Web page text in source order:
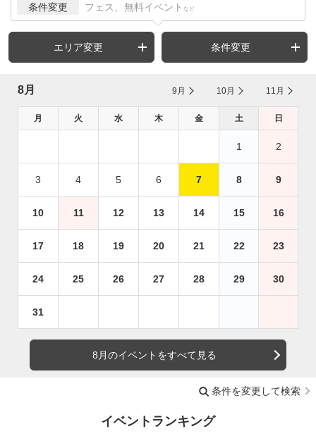
条件変更 フェス、無料イベント など
エリア変更 条件変更
8月 9月 10月 11月
月 火 水 木 金 土 日
1 2
3 4 5 6 7 8 9
10 11 12 13 14 15 16
17 18 19 20 21 22 23
24 25 26 27 28 29 30
31
8月のイベントをすべて見る
条件を変更して検索
イベントランキング